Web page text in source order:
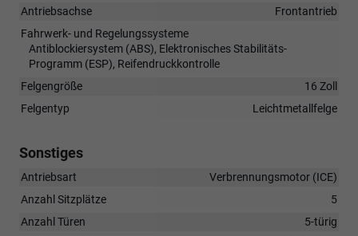
Antriebsachse
Frontantrieb
Fahrwerk- und Regelungssysteme
Antiblockiersystem (ABS), Elektronisches Stabilitäts-
Programm (ESP), Reifendruckkontrolle
Felgengröße
16 Zoll
Felgentyp
Leichtmetallfelge
Sonstiges
Antriebsart
Verbrennungsmotor (ICE)
Anzahl Sitzplätze
5
Anzahl Türen
5-türig